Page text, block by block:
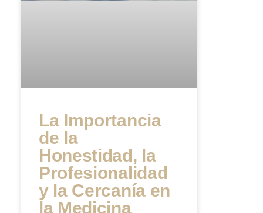
La Importancia
de la
Honestidad, la
Profesionalidad
y la Cercanía en
la Medicina